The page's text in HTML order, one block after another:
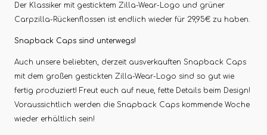
Der Klassiker mit gesticktem Zilla-Wear-Logo und grüner
Carpzilla-Rückenflossen ist endlich wieder für 29,95€ zu haben.
Snapback Caps sind unterwegs!
Auch unsere beliebten, derzeit ausverkauften Snapback Caps
mit dem großen gestickten Zilla-Wear-Logo sind so gut wie
fertig produziert! Freut euch auf neue, fette Details beim Design!
Voraussichtlich werden die Snapback Caps kommende Woche
wieder erhältlich sein!